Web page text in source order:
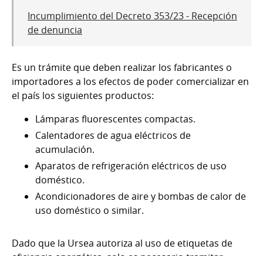
Incumplimiento del Decreto 353/23 - Recepción
de denuncia
Es un trámite que deben realizar los fabricantes o
importadores a los efectos de poder comercializar en
el país los siguientes productos:
Lámparas fluorescentes compactas.
Calentadores de agua eléctricos de
acumulación.
Aparatos de refrigeración eléctricos de uso
doméstico.
Acondicionadores de aire y bombas de calor de
uso doméstico o similar.
Dado que la Ursea autoriza al uso de etiquetas de